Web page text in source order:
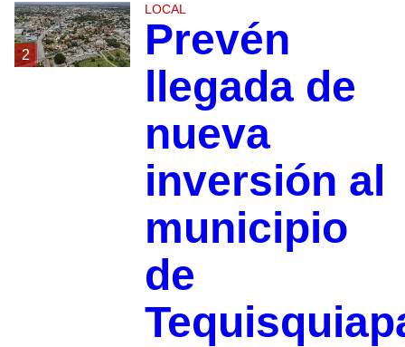
2
LOCAL
Prevén
llegada de
nueva
inversión al
municipio
de